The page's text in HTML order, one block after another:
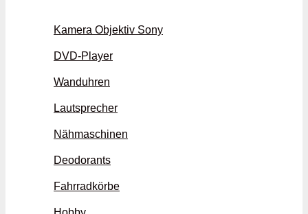
Kamera Objektiv Sony
DVD-Player
Wanduhren
Lautsprecher
Nähmaschinen
Deodorants
Fahrradkörbe